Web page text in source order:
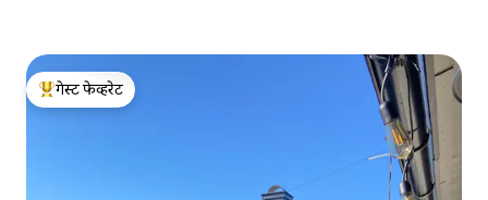
टॉप गेस्ट फेव्हरेट
गेस्ट फेव्हरेट